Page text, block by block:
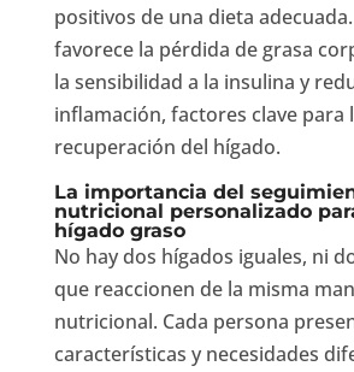
positivos de una dieta
favorece la pérdida de grasa
la sensibilidad a la insulina y
inflamación, factores clave para
recuperación del hígado.
La importancia del
nutricional personalizado
hígado graso
No hay dos hígados iguales, ni
que reaccionen de la misma
nutricional. Cada persona
características y necesidades